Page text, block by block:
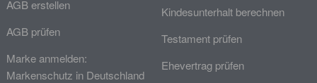
AGB erstellen
AGB prüfen
Marke anmelden:
Markenschutz in Deutschland
Kindesunterhalt berechnen
Testament prüfen
Ehevertrag prüfen